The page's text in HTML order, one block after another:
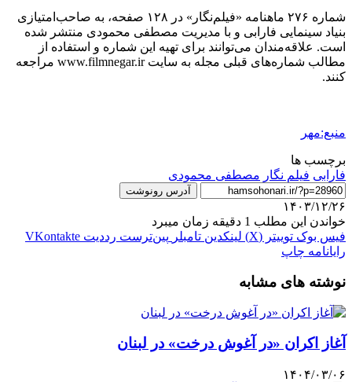
شماره ۲۷۶ ماهنامه «فیلم‌نگار» در ۱۲۸ صفحه، به صاحب‌امتیازی
بنیاد سینمایی فارابی و با مدیریت مصطفی محمودی منتشر شده
است. علاقه‌مندان می‌توانند برای تهیه این شماره و استفاده از
مطالب شماره‌های قبلی مجله به سایت www.filmnegar.ir مراجعه
کنند.
منبع:مهر
برچسب ها
فارابی فیلم نگار مصطفی محمودی
آدرس رونوشت
۱۴۰۳/۱۲/۲۶
خواندن این مطلب 1 دقیقه زمان میبرد
فیس بوک توییتر (X) لینکدین ‫تامبلر ‫پین‌ترست ‫رددیت ‫VKontakte
رایانامه چاپ
نوشته های مشابه
آغاز اکران «در آغوش درخت» در لبنان
۱۴۰۴/۰۳/۰۶